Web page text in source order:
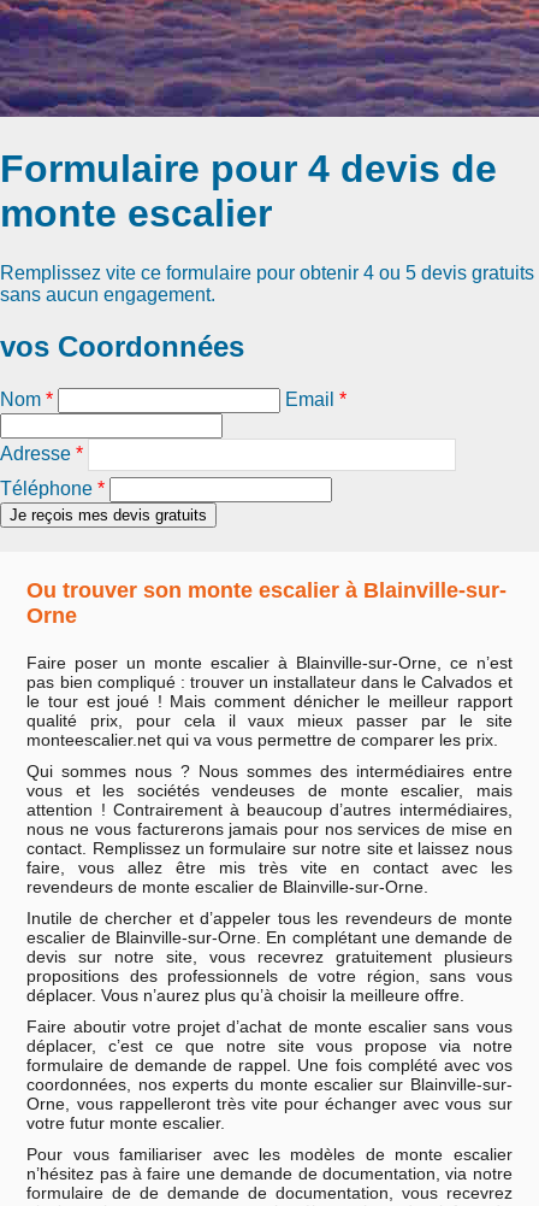
Formulaire pour 4 devis de
monte escalier
Remplissez vite ce formulaire pour obtenir 4 ou 5 devis gratuits
sans aucun engagement.
vos Coordonnées
Nom * Email *
Adresse *
Téléphone *
Ou trouver son monte escalier à Blainville-sur-
Orne
Faire poser un monte escalier à Blainville-sur-Orne, ce n’est
pas bien compliqué : trouver un installateur dans le Calvados et
le tour est joué ! Mais comment dénicher le meilleur rapport
qualité prix, pour cela il vaux mieux passer par le site
monteescalier.net qui va vous permettre de comparer les prix.
Qui sommes nous ? Nous sommes des intermédiaires entre
vous et les sociétés vendeuses de monte escalier, mais
attention ! Contrairement à beaucoup d’autres intermédiaires,
nous ne vous facturerons jamais pour nos services de mise en
contact. Remplissez un formulaire sur notre site et laissez nous
faire, vous allez être mis très vite en contact avec les
revendeurs de monte escalier de Blainville-sur-Orne.
Inutile de chercher et d’appeler tous les revendeurs de monte
escalier de Blainville-sur-Orne. En complétant une demande de
devis sur notre site, vous recevrez gratuitement plusieurs
propositions des professionnels de votre région, sans vous
déplacer. Vous n’aurez plus qu’à choisir la meilleure offre.
Faire aboutir votre projet d’achat de monte escalier sans vous
déplacer, c’est ce que notre site vous propose via notre
formulaire de demande de rappel. Une fois complété avec vos
coordonnées, nos experts du monte escalier sur Blainville-sur-
Orne, vous rappelleront très vite pour échanger avec vous sur
votre futur monte escalier.
Pour vous familiariser avec les modèles de monte escalier
n’hésitez pas à faire une demande de documentation, via notre
formulaire de de demande de documentation, vous recevrez